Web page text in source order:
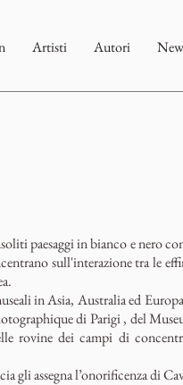
Artisti Autori
paesaggi in bianco e nero
sull'interazione tra le
in Asia, Australia ed
di Parigi , del
rovine dei campi di
gli assegna l’onorificenza di